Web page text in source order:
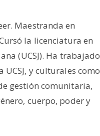
Maestranda en
la licenciatura en
(UCSJ). Ha trabajado
y culturales como
gestión comunitaria,
cuerpo, poder y